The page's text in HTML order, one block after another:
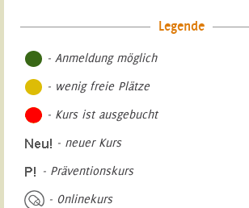
Legende
- Anmeldung möglich
- wenig freie Plätze
- Kurs ist ausgebucht
- neuer Kurs
- Präventionskurs
- Onlinekurs